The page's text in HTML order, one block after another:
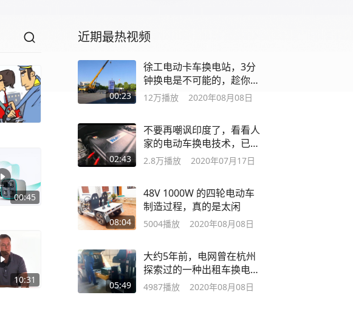
00:45
10:31
近期最热视频
00:23
徐工电动卡车换电站，3分
钟换电是不可能的，趁你不
注意就换完了
12万播放 2020年08月08日
02:43
不要再嘲讽印度了，看看人
家的电动车换电技术，已经
走在最前面了
2.8万播放 2020年07月17日
08:04
48V 1000W 的四轮电动车
制造过程，真的是太闲
5004播放 2020年08月08日
05:49
大约5年前，电网曾在杭州
探索过的一种出租车换电模
式
4987播放 2020年08月08日